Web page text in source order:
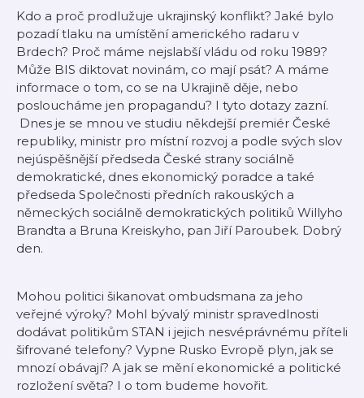
Kdo a proč prodlužuje ukrajinský konflikt? Jaké bylo
pozadí tlaku na umístění amerického radaru v
Brdech? Proč máme nejslabší vládu od roku 1989?
Může BIS diktovat novinám, co mají psát? A máme
informace o tom, co se na Ukrajině děje, nebo
posloucháme jen propagandu? I tyto dotazy zazní.
Dnes je se mnou ve studiu někdejší premiér České
republiky, ministr pro místní rozvoj a podle svých slov
nejúspěšnější předseda České strany sociálně
demokratické, dnes ekonomický poradce a také
předseda Společnosti předních rakouských a
německých sociálně demokratických politiků Willyho
Brandta a Bruna Kreiskyho, pan Jiří Paroubek. Dobrý
den.
Mohou politici šikanovat ombudsmana za jeho
veřejné výroky? Mohl bývalý ministr spravedlnosti
dodávat politikům STAN i jejich nesvéprávnému příteli
šifrované telefony? Vypne Rusko Evropě plyn, jak se
mnozí obávají? A jak se mění ekonomické a politické
rozložení světa? I o tom budeme hovořit.